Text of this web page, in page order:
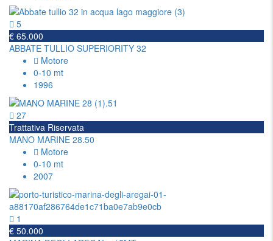
5
€ 65.000
ABBATE TULLIO SUPERIORITY 32
Motore
0-10 mt
1996
27
Trattativa Riservata
MANO MARINE 28.50
Motore
0-10 mt
2007
1
€ 50.000